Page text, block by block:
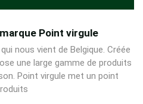
Point virgule
nous vient de Belgique. Créée
une large gamme de produits
Point virgule met un point